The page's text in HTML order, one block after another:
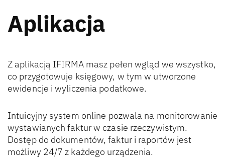
Aplikacja
Z aplikacją IFIRMA masz pełen wgląd we wszystko,
co przygotowuje księgowy, w tym w utworzone
ewidencje i wyliczenia podatkowe.
Intuicyjny system online pozwala na monitorowanie
wystawianych faktur w czasie rzeczywistym.
Dostęp do dokumentów, faktur i raportów jest
możliwy 24/7 z każdego urządzenia.